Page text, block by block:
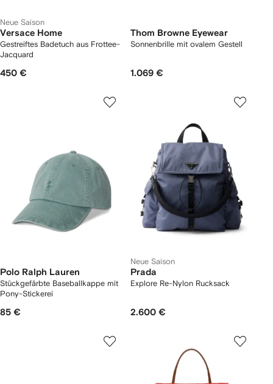
Neue Saison
Versace Home
Gestreiftes Badetuch aus Frottee-
Jacquard
450 €
Thom Browne Eyewear
Sonnenbrille mit ovalem Gestell
1.069 €
Polo Ralph Lauren
Stückgefärbte Baseballkappe mit
Pony-Stickerei
85 €
Neue Saison
Prada
Explore Re-Nylon Rucksack
2.600 €